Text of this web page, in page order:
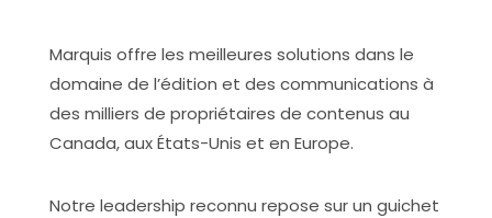
Marquis offre les meilleures solutions dans le
domaine de l’édition et des communications à
des milliers de propriétaires de contenus au
Canada, aux États-Unis et en Europe.
Notre leadership reconnu repose sur un guichet